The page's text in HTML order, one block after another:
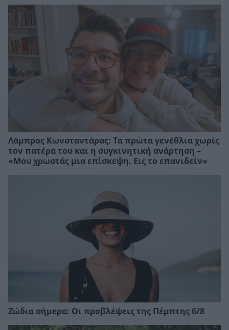
Λάμπρος Κωνσταντάρας: Τα πρώτα γενέθλια χωρίς
τον πατέρα του και η συγκινητική ανάρτηση –
«Μου χρωστάς μια επίσκεψη. Εις το επανιδείν»
Ζώδια σήμερα: Οι προβλέψεις της Πέμπτης 6/8